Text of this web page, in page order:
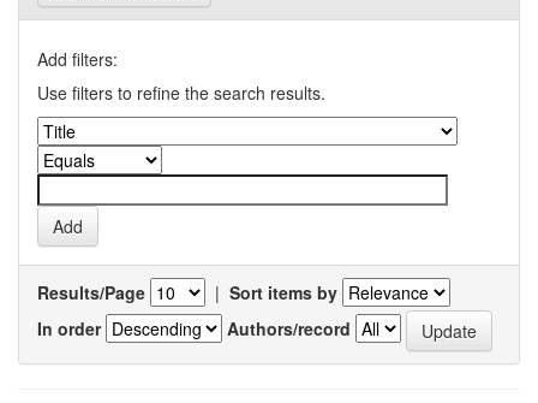
Add filters:
Use filters to refine the search results.
Results/Page | Sort items by
In order
Authors/record